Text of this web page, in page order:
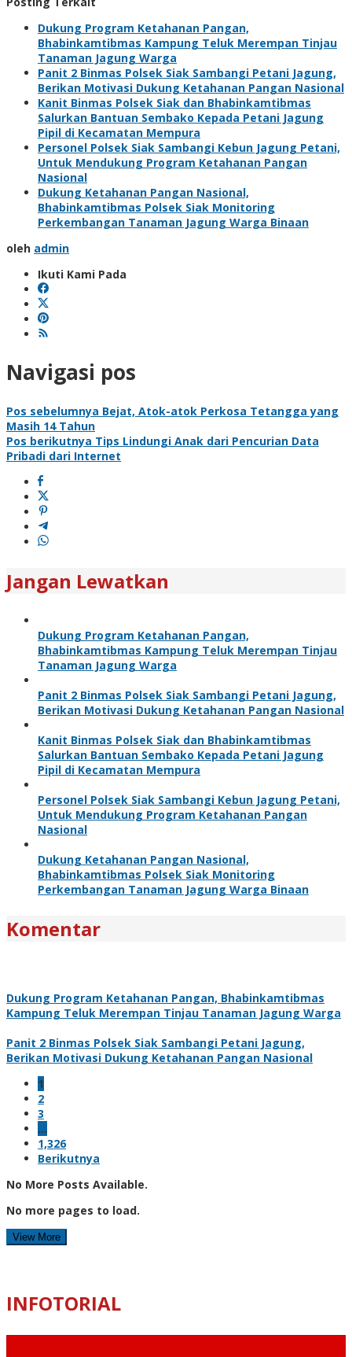
Dukung Program Ketahanan Pangan,
Bhabinkamtibmas Kampung Teluk Merempan Tinjau
Tanaman Jagung Warga
Panit 2 Binmas Polsek Siak Sambangi Petani Jagung,
Berikan Motivasi Dukung Ketahanan Pangan Nasional
Kanit Binmas Polsek Siak dan Bhabinkamtibmas
Salurkan Bantuan Sembako Kepada Petani Jagung
Pipil di Kecamatan Mempura
Personel Polsek Siak Sambangi Kebun Jagung Petani,
Untuk Mendukung Program Ketahanan Pangan
Nasional
Dukung Ketahanan Pangan Nasional,
Bhabinkamtibmas Polsek Siak Monitoring
Perkembangan Tanaman Jagung Warga Binaan
oleh admin
Ikuti Kami Pada
Navigasi pos
Pos sebelumnya Bejat, Atok-atok Perkosa Tetangga yang
Masih 14 Tahun
Pos berikutnya Tips Lindungi Anak dari Pencurian Data
Pribadi dari Internet
Jangan Lewatkan
Dukung Program Ketahanan Pangan,
Bhabinkamtibmas Kampung Teluk Merempan Tinjau
Tanaman Jagung Warga
Panit 2 Binmas Polsek Siak Sambangi Petani Jagung,
Berikan Motivasi Dukung Ketahanan Pangan Nasional
Kanit Binmas Polsek Siak dan Bhabinkamtibmas
Salurkan Bantuan Sembako Kepada Petani Jagung
Pipil di Kecamatan Mempura
Personel Polsek Siak Sambangi Kebun Jagung Petani,
Untuk Mendukung Program Ketahanan Pangan
Nasional
Dukung Ketahanan Pangan Nasional,
Bhabinkamtibmas Polsek Siak Monitoring
Perkembangan Tanaman Jagung Warga Binaan
Komentar
Dukung Program Ketahanan Pangan, Bhabinkamtibmas
Kampung Teluk Merempan Tinjau Tanaman Jagung Warga
Panit 2 Binmas Polsek Siak Sambangi Petani Jagung,
Berikan Motivasi Dukung Ketahanan Pangan Nasional
1
2
3
…
1,326
Berikutnya
No More Posts Available.
No more pages to load.
View More
INFOTORIAL